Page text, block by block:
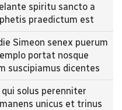
spiritu sancto a
praedictum est
Simeon senex puerum
portat nosque
suscipiamus dicentes
solus perenniter
unicus et trinus